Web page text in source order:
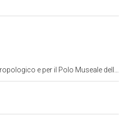
Venezia e dei comuni della gronda lagunare